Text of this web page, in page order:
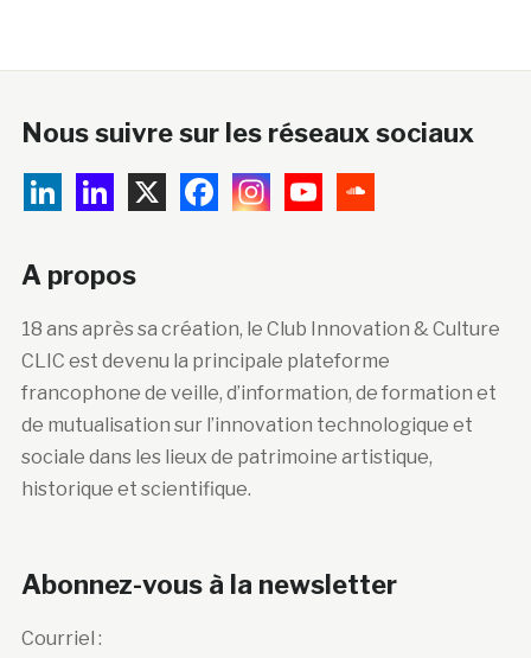
Nous suivre sur les réseaux sociaux
A propos
18 ans après sa création, le Club Innovation & Culture
CLIC est devenu la principale plateforme
francophone de veille, d’information, de formation et
de mutualisation sur l’innovation technologique et
sociale dans les lieux de patrimoine artistique,
historique et scientifique.
Abonnez-vous à la newsletter
Courriel :